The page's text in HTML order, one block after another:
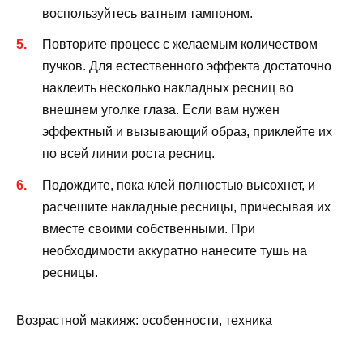
воспользуйтесь ватным тампоном.
Повторите процесс с желаемым количеством
пучков. Для естественного эффекта достаточно
наклеить несколько накладных ресниц во
внешнем уголке глаза. Если вам нужен
эффектный и вызывающий образ, приклейте их
по всей линии роста ресниц.
Подождите, пока клей полностью высохнет, и
расчешите накладные ресницы, причесывая их
вместе своими собственными. При
необходимости аккуратно нанесите тушь на
ресницы.
Возрастной макияж: особенности, техника